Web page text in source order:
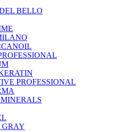
BELLO
PROFESSIONAL